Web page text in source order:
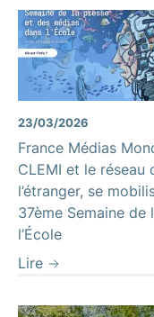
23/03/2026
France Médias
CLEMI et le réseau
l’étranger, se
37ème Semaine de
l’École
Lire